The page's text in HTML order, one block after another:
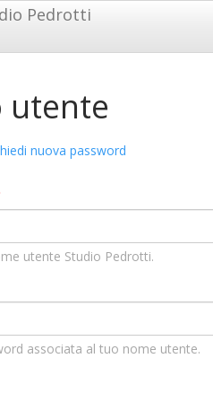
Pedrotti
utente
nuova password
utente Studio Pedrotti.
associata al tuo nome utente.